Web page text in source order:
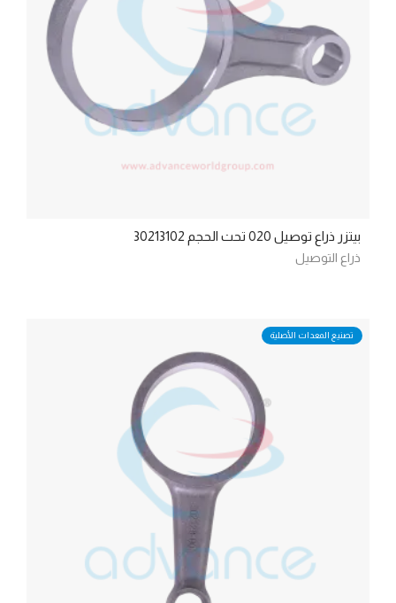
بيتزر ذراع توصيل 020 تحت الحجم 30213102
ذراع التوصيل
تصنيع المعدات الأصلية